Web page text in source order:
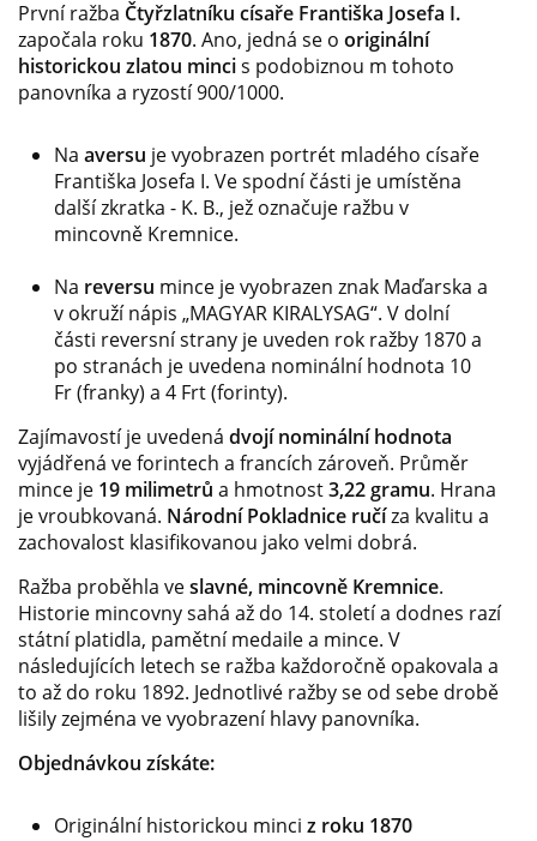
První ražba Čtyřzlatníku císaře Františka Josefa I.
započala roku 1870. Ano, jedná se o originální
historickou zlatou mincis podobiznou m tohoto
panovníka a ryzostí 900/1000.
Na aversu je vyobrazen portrét mladého císaře
Františka Josefa I. Ve spodní části je umístěna
další zkratka - K. B., jež označuje ražbu v
mincovně Kremnice.
Na reversu mince je vyobrazen znak Maďarska a
v okruží nápis „MAGYAR KIRALYSAG“. V dolní
části reversní strany je uveden rok ražby 1870 a
po stranách je uvedena nominální hodnota 10
Fr (franky) a 4 Frt (forinty).
Zajímavostí je uvedená dvojí nominální hodnota
vyjádřená ve forintech a francích zároveň. Průměr
mince je 19 milimetrů a hmotnost3,22 gramu. Hrana
je vroubkovaná. Národní Pokladnice ručíza kvalitu a
zachovalost klasifikovanou jako velmi dobrá.
Ražba proběhla veslavné, mincovně Kremnice.
Historie mincovny sahá až do 14. století a dodnes razí
státní platidla, pamětní medaile a mince. V
následujících letech se ražba každoročně opakovala a
to až do roku 1892. Jednotlivé ražby se od sebe drobě
lišily zejména ve vyobrazení hlavy panovníka.
Objednávkou získáte:
Originální historickou minci z roku 1870